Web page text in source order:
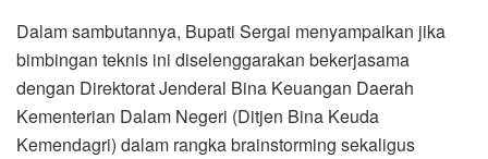
Dalam sambutannya, Bupati Sergai menyampaikan jika
bimbingan teknis ini diselenggarakan bekerjasama
dengan Direktorat Jenderal Bina Keuangan Daerah
Kementerian Dalam Negeri (Ditjen Bina Keuda
Kemendagri) dalam rangka brainstorming sekaligus